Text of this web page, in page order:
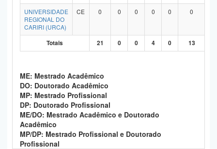
UNIVERSIDADE
REGIONAL DO
CARIRI (URCA)
CE 0 0 0 0 0 0
Totais 21 0 0 4 0 13
ME: Mestrado Acadêmico
DO: Doutorado Acadêmico
MP: Mestrado Profissional
DP: Doutorado Profissional
ME/DO: Mestrado Acadêmico e Doutorado
Acadêmico
MP/DP: Mestrado Profissional e Doutorado
Profissional